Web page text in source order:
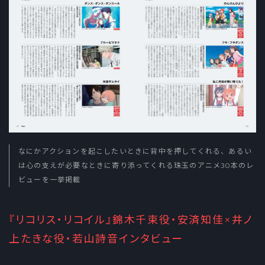
なにかアクションを起こしたいときに背中を押してくれる、あるい
は心の支えが必要なときに寄り添ってくれる珠玉のアニメ30本のレ
ビューを一挙掲載
『リコリス・リコイル』錦木千束役・安済知佳×井ノ
上たきな役・若山詩音インタビュー